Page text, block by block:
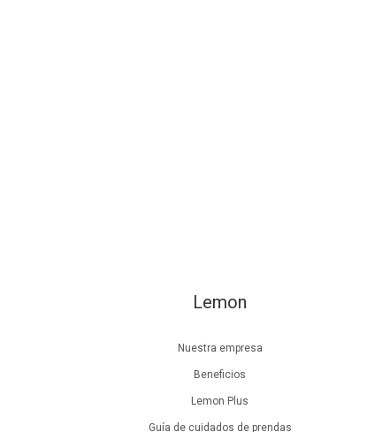
Lemon
Nuestra empresa
Beneficios
Lemon Plus
Guía de cuidados de prendas